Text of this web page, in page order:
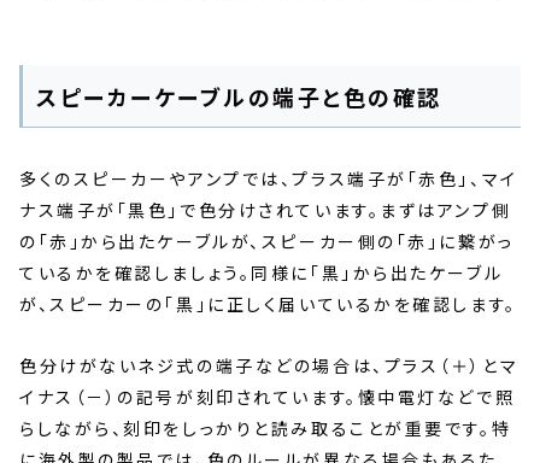
スピーカーケーブルの端子と色の確認
多くのスピーカーやアンプでは、プラス端子が「赤色」、マイ
ナス端子が「黒色」で色分けされています。まずはアンプ側
の「赤」から出たケーブルが、スピーカー側の「赤」に繋がっ
ているかを確認しましょう。同様に「黒」から出たケーブル
が、スピーカーの「黒」に正しく届いているかを確認します。
色分けがないネジ式の端子などの場合は、プラス（＋）とマ
イナス（－）の記号が刻印されています。懐中電灯などで照
らしながら、刻印をしっかりと読み取ることが重要です。特